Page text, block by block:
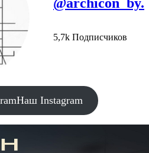
5,7k Подписчиков
Наш Instagram